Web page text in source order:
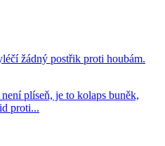
žádný postřik proti houbám.
plíseň, je to kolaps buněk,
proti...